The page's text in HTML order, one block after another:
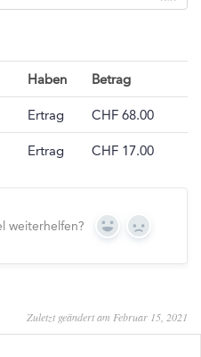
Haben Betrag
Ertrag CHF 68.00
Ertrag CHF 17.00
weiterhelfen? Yes No
Zuletzt geändert am Februar 15, 2021